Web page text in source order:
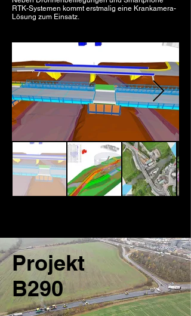
RTK-Systemen kommt erstmalig eine Krankamera-
Lösung zum Einsatz.
Projekt
B290